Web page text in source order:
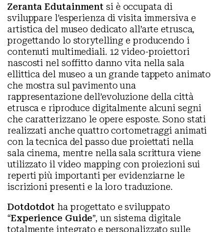
Zeranta Edutainment si è occupata di
sviluppare l’esperienza di visita immersiva e
artistica del museo dedicato all’arte etrusca,
progettando lo storytelling e producendo i
contenuti multimediali. 12 video-proiettori
nascosti nel soffitto danno vita nella sala
ellittica del museo a un grande tappeto animato
che mostra sul pavimento una
rappresentazione dell’evoluzione della città
etrusca e riproduce digitalmente alcuni segni
che caratterizzano le opere esposte. Sono stati
realizzati anche quattro cortometraggi animati
con la tecnica del passo due proiettati nella
sala cinema, mentre nella sala scrittura viene
utilizzato il video mapping con proiezioni sui
reperti più importanti per evidenziarne le
iscrizioni presenti e la loro traduzione.
Dotdotdot ha progettato e sviluppato
“Experience Guide”, un sistema digitale
totalmente integrato e personalizzato sulle